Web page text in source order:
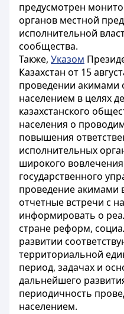
предусмотрен
органов местной
исполнительной
сообщества.
Также, Указом
Казахстан от 15
проведении акимами
населением в целях
казахстанского
населения о
повышения
исполнительных
широкого
государственного
проведение акимами
отчетные встречи с
информировать о
стране реформ,
развитии
территориальной
период, задачах и
дальнейшего
периодичность
населением.